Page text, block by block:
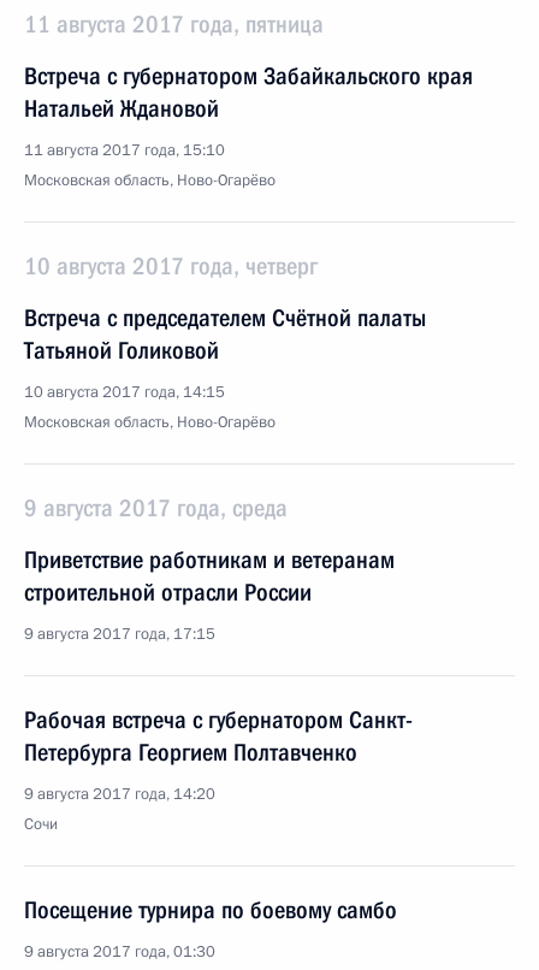
11 августа 2017 года, пятница
Встреча с губернатором Забайкальского края
Натальей Ждановой
11 августа 2017 года, 15:10
Московская область, Ново-Огарёво
10 августа 2017 года, четверг
Встреча с председателем Счётной палаты
Татьяной Голиковой
10 августа 2017 года, 14:15
Московская область, Ново-Огарёво
9 августа 2017 года, среда
Приветствие работникам и ветеранам
строительной отрасли России
9 августа 2017 года, 17:15
Рабочая встреча с губернатором Санкт-
Петербурга Георгием Полтавченко
9 августа 2017 года, 14:20
Сочи
Посещение турнира по боевому самбо
9 августа 2017 года, 01:30